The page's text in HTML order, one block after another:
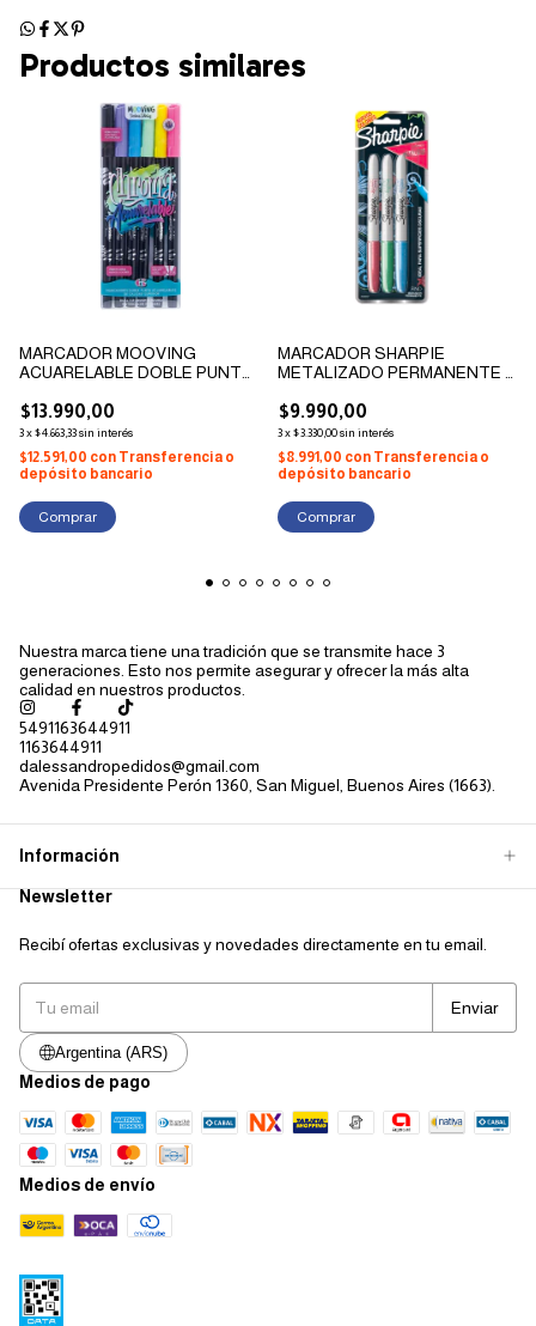
Productos similares
MARCADOR MOOVING
ACUARELABLE DOBLE PUNTA
$13.990,00
3x$4.663,33sin interés
$12.591,00 con Transferencia o
depósito bancario
MARCADOR SHARPIE
METALIZADO PERMANENTE X
$9.990,00
3x$3.330,00sin interés
$8.991,00 con Transferencia o
depósito bancario
Nuestra marca tiene una tradición que se transmite hace 3
generaciones. Esto nos permite asegurar y ofrecer la más alta
calidad en nuestros productos.
5491163644911
1163644911
dalessandropedidos@gmail.com
Avenida Presidente Perón 1360, San Miguel, Buenos Aires (1663).
Información
Newsletter
Recibí ofertas exclusivas y novedades directamente en tu email.
Argentina (ARS)
Medios de pago
Medios de envío